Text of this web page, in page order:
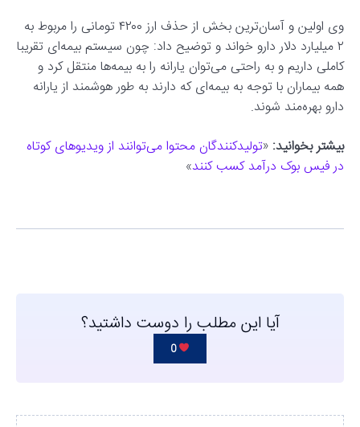
وی اولین و آسان‌ترین بخش از حذف ارز ۴۲۰۰ تومانی را مربوط به
۲ میلیارد دلار دارو خواند و توضیح داد: چون سیستم بیمه‌ای تقریبا
کاملی داریم و به راحتی می‌توان یارانه را به بیمه‌ها منتقل کرد و
همه بیماران با توجه به بیمه‌ای که دارند به طور هوشمند از یارانه
دارو بهره‌مند شوند.
بیشتر بخوانید: «تولیدکنندگان محتوا می‌توانند از ویدیوهای کوتاه
در فیس بوک درآمد کسب کنند»
آیا این مطلب را دوست داشتید؟
0